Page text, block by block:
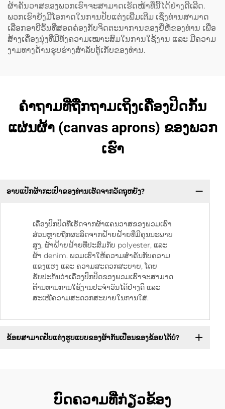
ຜ້າຄັນວາສຂອງພວກເຮົາຈະສາມາດເຮັດໜ້າທີ່ນີ້ໄດ້ຢ່າງດີເລີດ.
ພວກເຮົາຍັງມີໂອກາດໃນການປັບແຕ່ງເພີ່ມເຕີມ ເຊິ່ງທ່ານສາມາດ
ເລືອກອາບີຣົ້ນທີ່ສອດຄ່ອງກັບຈິດຕະນາການຂອງຍີ່ຫໍ້ຂອງທ່ານ ເພື່ອ
ສ້າງເຄື່ອງນຸ່ງທີ່ມີທັງຄວາມເໝາະສົມໃນການໃຊ້ງານ ແລະ ມີຄວາມ
ງາມທາງດ້ານຮູບຮ່າງສຳລັບຕູ້ເກັບຂອງທ່ານ.
ຄຳຖາມທີ່ຖືກຖາມເຖິງເຄື່ອງປິດກັ້ນ
ແຜ່ນຜ້າ (canvas aprons) ຂອງພວກ
ເຮົາ
ອາບແປັກຜ້າກະເປົາຂອງທ່ານເຮັດຈາກວັດຖຸຫຍັງ?
ເຄື່ອງປົກປິດທີ່ເຮັດຈາກຜ້າແຄນວາສຂອງພວມເຮົາ
ສ່ວນຫຼາຍຖືກຜະລິດຈາກຝ້າຍຝ້າຍທີ່ມີຄຸນນະພາບ
ສູງ, ຜ້າຝ້າຍຝ້າຍທີ່ປະສົມກັບ polyester, ແລະ
ຜ້າ denim. ພວມເຮົາໃຫ້ຄວາມສຳຄັນກັບຄວາມ
ແຂງແຮງ ແລະ ຄວາມສະດວກສະບາຍ, ໂດຍ
ຮັບປະກັນວ່າເຄື່ອງປົກປິດຂອງພວມເຮົາຈະສາມາດ
ຕ້ານທານການໃຊ້ງານປະຈຳວັນໄດ້ຢ່າງດີ ແລະ
ສະເໜີຄວາມສະດວກສະບາຍໃນການໃສ່.
ຂ້ອຍສາມາດປັບແຕ່ງຮູບແບບຂອງຜ້າກັນເປື່ອນຂອງຂ້ອຍໄດ້ບໍ?
ບົດຄວາມທີ່ກ່ຽວຂ້ອງ